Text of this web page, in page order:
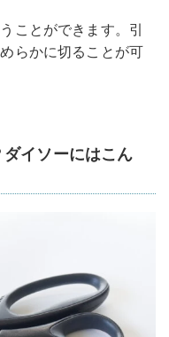
ことができます。引
らかに切ることが可
イソーにはこん